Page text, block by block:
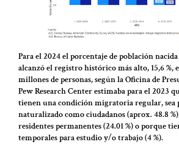
Para el 2024 el porcentaje de población
alcanzó el registro histórico más alto, 15,6 %,
millones de personas, según la Oficina de
Pew Research Center estimaba para el 2023
tienen una condición migratoria regular, sea
naturalizado como ciudadanos (aprox. 48.8
residentes permanentes (24.01 %) o porque
temporales para estudio y/o trabajo (4 %).